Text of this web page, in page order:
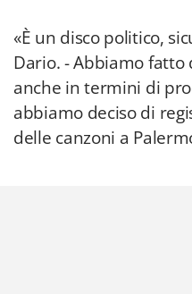
«È un disco politico,
Dario. - Abbiamo fatto
anche in termini di
abbiamo deciso di
delle canzoni a